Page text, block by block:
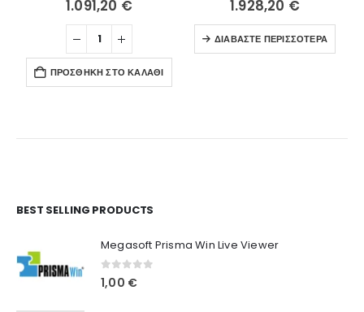
1.091,20 €
ΠΡΟΣΘΉΚΗ ΣΤΟ ΚΑΛΆΘΙ
1.928,20 €
ΔΙΑΒΆΣΤΕ ΠΕΡΙΣΣΌΤΕΡΑ
BEST SELLING PRODUCTS
Megasoft Prisma Win Live Viewer
0 out of 5
1,00 €
Ο Λογαριασμός μου
Στοιχεία λογαριασμού
Παραγγελίες